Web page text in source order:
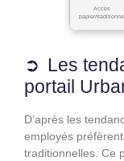
Accès
papier/traditionnel
Les
portail
D’après les
employés
traditionnelles. Ce